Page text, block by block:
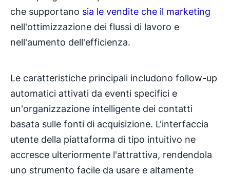
che supportano sia le vendite che il marketing
nell'ottimizzazione dei flussi di lavoro e
nell'aumento dell'efficienza.
Le caratteristiche principali includono follow-up
automatici attivati da eventi specifici e
un'organizzazione intelligente dei contatti
basata sulle fonti di acquisizione. L'interfaccia
utente della piattaforma di tipo intuitivo ne
accresce ulteriormente l'attrattiva, rendendola
uno strumento facile da usare e altamente